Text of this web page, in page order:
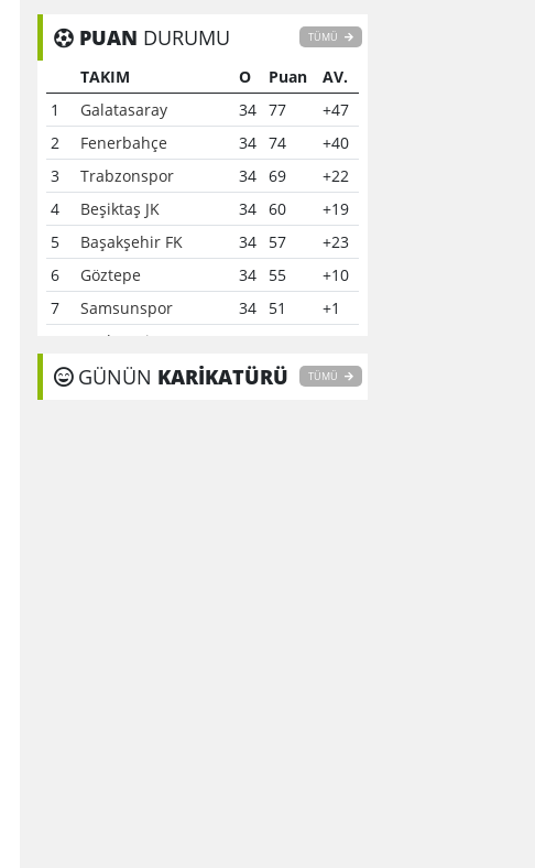
PUAN DURUMU TÜMÜ
TAKIM O Puan
AV.
1
Galatasaray 34 77
+47
2
Fenerbahçe 34 74
+40
3
Trabzonspor 34 69
+22
4
Beşiktaş JK 34 60
+19
5
Başakşehir FK 34 57
+23
6
Göztepe 34 55
+10
7
Samsunspor 34 51
+1
Çaykur Rizespor
9
Konyaspor 34 40
-7
GÜNÜN KARİKATÜRÜ TÜMÜ